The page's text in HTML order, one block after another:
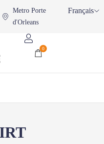
Metro Porte
d'Orleans
Français
0